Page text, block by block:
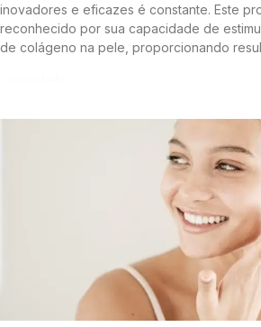
inovadores e eficazes é constante. Este
reconhecido por sua capacidade de
de colágeno na pele, proporcionando